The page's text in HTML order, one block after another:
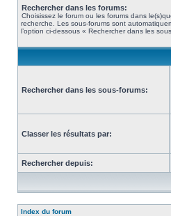
Rechercher dans les forums:
Choisissez le forum ou les forums dans
recherche. Les sous-forums sont
l’option ci-dessous « Rechercher dans les
Rechercher dans les sous-forums:
Classer les résultats par:
Rechercher depuis:
Index du forum